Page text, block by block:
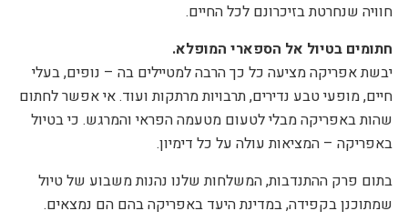
חוויה שנחרטת בזיכרונם לכל החיים.
חתומים בטיול אל הספארי המופלא.
יבשת אפריקה מציעה כל כך הרבה למטיילים בה – נופים, בעלי
חיים, מופעי טבע נדירים, תרבויות מרתקות ועוד. אי אפשר לחתום
שהות באפריקה מבלי לטעום מטעמה הפראי והמרגש. כי בטיול
באפריקה – המציאות עולה על כל דימיון.
בתום פרק ההתנדבות, המשלחות שלנו נהנות משבוע של טיול
שמתוכנן בקפידה, במדינת היעד באפריקה בהם הם נמצאים.